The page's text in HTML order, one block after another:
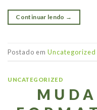
Continuar lendo →
Postado em Uncategorized
UNCATEGORIZED